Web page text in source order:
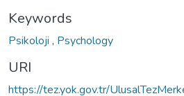
Keywords
Psikoloji , Psychology
URI
https://tez.yok.gov.tr/